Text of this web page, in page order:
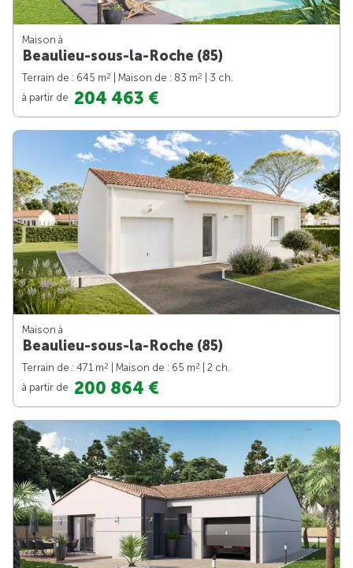
Maison à
Beaulieu-sous-la-Roche (85)
Terrain de : 645 m2 | Maison de : 83 m2
| 3 ch.
à partir de 204 463 €
Maison à
Beaulieu-sous-la-Roche (85)
Terrain de : 471 m2 | Maison de : 65 m2
| 2 ch.
à partir de 200 864 €